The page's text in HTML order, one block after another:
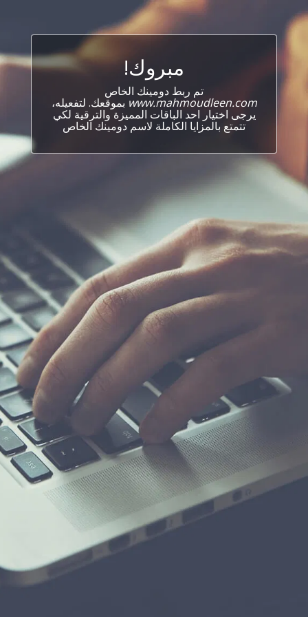
مبروك!
تم ربط دومينك الخاص
www.mahmoudleen.com بموقعك. لتفعيله،
يرجى اختيار احد الباقات المميزة والترقية لكي
تتمتع بالمزايا الكاملة لاسم دومينك الخاص